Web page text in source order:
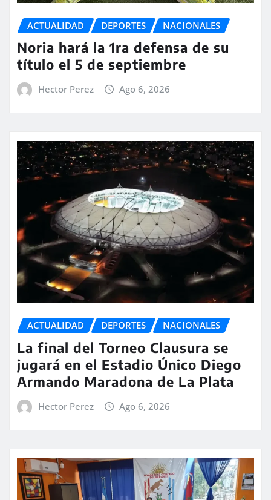
ACTUALIDAD DEPORTES NACIONALES
Noria hará la 1ra defensa de su
título el 5 de septiembre
Hector Perez Ago 6, 2026
ACTUALIDAD DEPORTES NACIONALES
La final del Torneo Clausura se
jugará en el Estadio Único Diego
Armando Maradona de La Plata
Hector Perez Ago 6, 2026